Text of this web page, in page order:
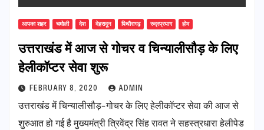
आपका शहर चमोली देश देहरादून पिथौरागढ़ रुद्रप्रयाग होम
उत्तराखंड में आज से गोचर व चिन्यालीसौड़ के लिए
हेलीकॉप्टर सेवा शुरू
FEBRUARY 8, 2020 ADMIN
उत्तराखंड में चिन्यालीसौड़-गोचर के लिए हेलीकॉप्टर सेवा की आज से
शुरुआत हो गई है मुख्यमंत्री त्रिवेंद्र सिंह रावत ने सहस्त्रधारा हेलीपेड